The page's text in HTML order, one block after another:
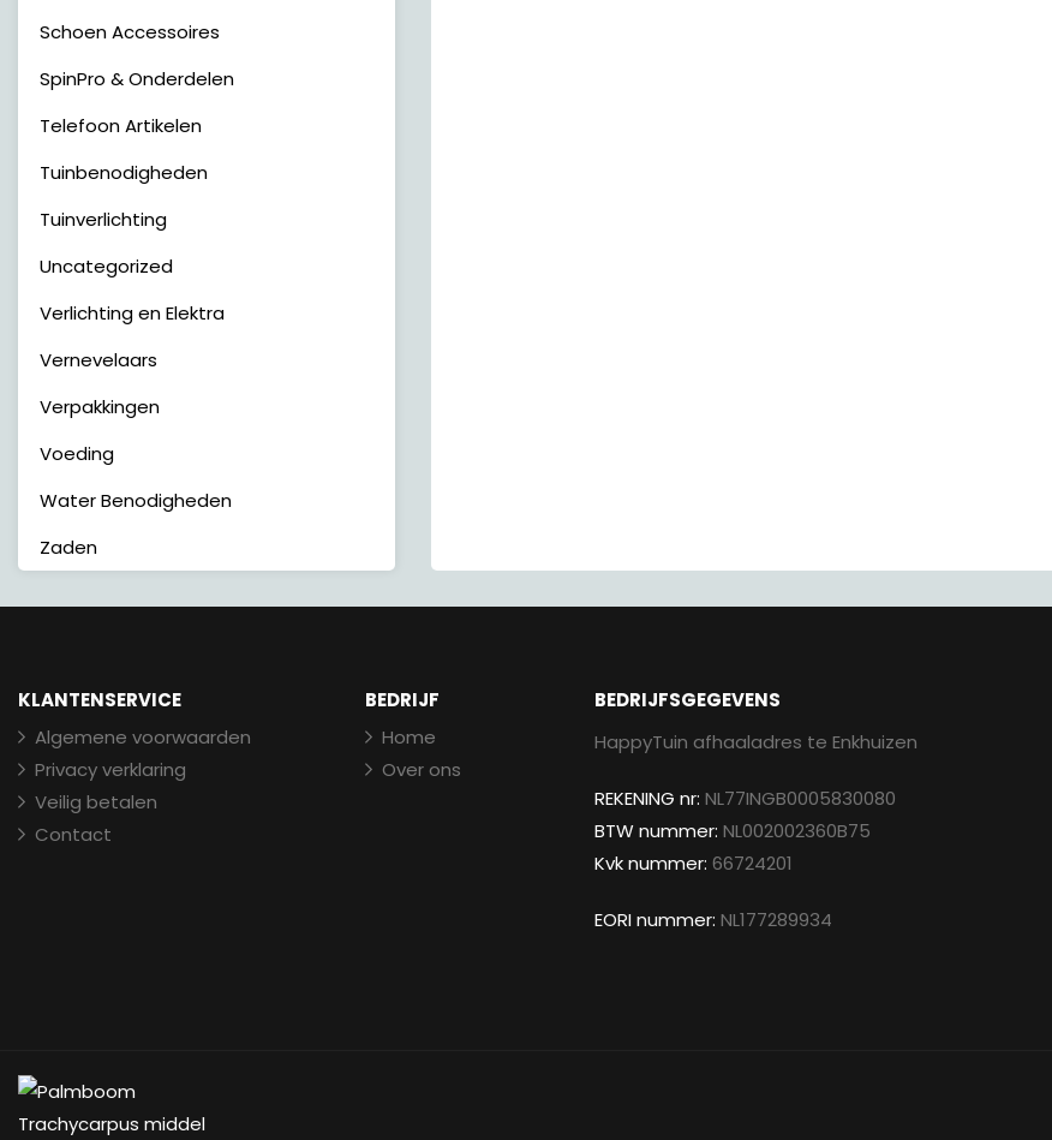
Schoen Accessoires
SpinPro & Onderdelen
Telefoon Artikelen
Tuinbenodigheden
Tuinverlichting
Uncategorized
Verlichting en Elektra
Vernevelaars
Verpakkingen
Voeding
Water Benodigheden
Zaden
KLANTENSERVICE
Algemene voorwaarden
Privacy verklaring
Veilig betalen
Contact
BEDRIJF
Home
Over ons
BEDRIJFSGEGEVENS
HappyTuin afhaaladres te Enkhuizen
REKENING nr: NL77INGB0005830080
BTW nummer: NL002002360B75
Kvk nummer: 66724201
EORI nummer: NL177289934